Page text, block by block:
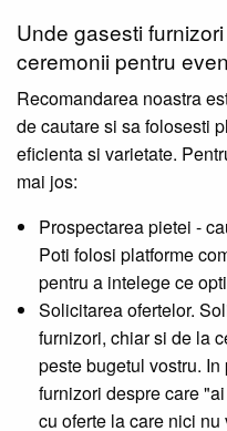
Unde gasesti
ceremonii pentru
Recomandarea noastra
de cautare si sa folosesti
eficienta si varietate.
mai jos:
Prospectarea pietei -
Poti folosi platforme
pentru a intelege ce
Solicitarea ofertelor.
furnizori, chiar si de la
peste bugetul vostru.
furnizori despre care
cu oferte la care nici